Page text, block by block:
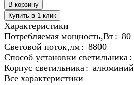
В корзину
Купить в 1 клик
Характеристики
Потребляемая мощность,Вт : 80
Световой поток,лм : 8800
Способ установки светильника :
Корпус светильника : алюминий
Все характеристики